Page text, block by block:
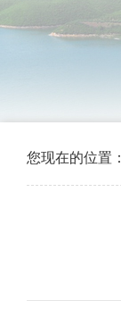
您现在的位置：